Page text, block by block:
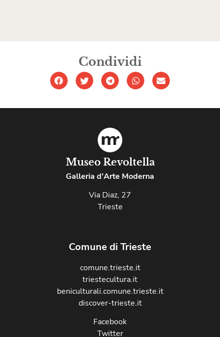
Condividi
Museo Revoltella
Galleria d'Arte Moderna
Via Diaz, 27
Trieste
Comune di Trieste
comune.trieste.it
triestecultura.it
beniculturali.comune.trieste.it
discover-trieste.it
Facebook
Twitter